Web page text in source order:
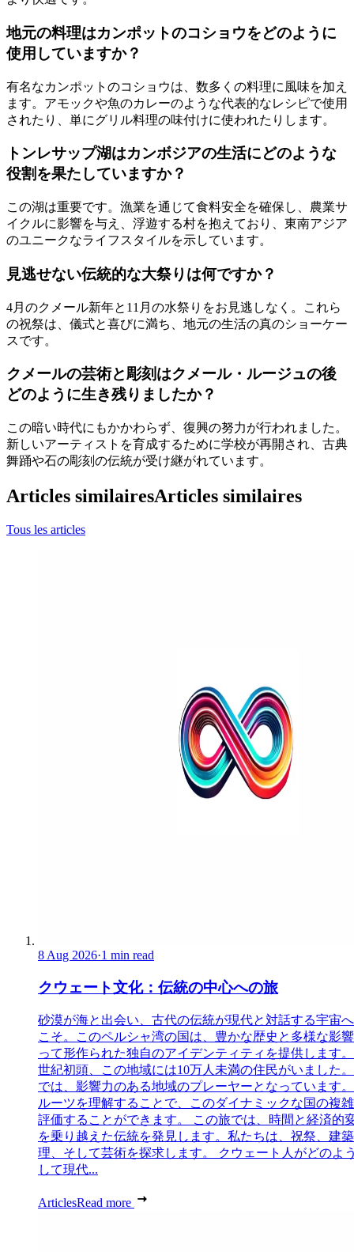
地元の料理はカンポットのコショウをどのように
使用していますか？
有名なカンポットのコショウは、数多くの料理に風味を加え
ます。アモックや魚のカレーのような代表的なレシピで使用
されたり、単にグリル料理の味付けに使われたりします。
トンレサップ湖はカンボジアの生活にどのような
役割を果たしていますか？
この湖は重要です。漁業を通じて食料安全を確保し、農業サ
イクルに影響を与え、浮遊する村を抱えており、東南アジア
のユニークなライフスタイルを示しています。
見逃せない伝統的な大祭りは何ですか？
4月のクメール新年と11月の水祭りをお見逃しなく。これら
の祝祭は、儀式と喜びに満ち、地元の生活の真のショーケー
スです。
クメールの芸術と彫刻はクメール・ルージュの後
どのように生き残りましたか？
この暗い時代にもかかわらず、復興の努力が行われました。
新しいアーティストを育成するために学校が再開され、古典
舞踊や石の彫刻の伝統が受け継がれています。
Articles similairesArticles similaires
Tous les articles
8 Aug 2026·1 min read
クウェート文化：伝統の中心への旅
砂漠が海と出会い、古代の伝統が現代と対話する宇宙
こそ。このペルシャ湾の国は、豊かな歴史と多様な影
って形作られた独自のアイデンティティを提供します
世紀初頭、この地域には10万人未満の住民がいました
では、影響力のある地域のプレーヤーとなっています
ルーツを理解することで、このダイナミックな国の複
評価することができます。 この旅では、時間と経済的
を乗り越えた伝統を発見します。私たちは、祝祭、建
理、そして芸術を探求します。 クウェート人がどのよ
して現代...
ArticlesRead more